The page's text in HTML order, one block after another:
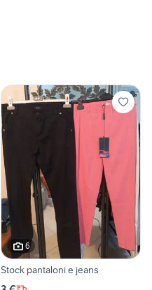
6
Stock pantaloni e jeans